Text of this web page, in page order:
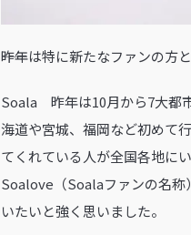
――昨年は特に新たなファンの
Soala 昨年は10月から7大都
海道や宮城、福岡など初めて
てくれている人が全国各地に
Soalove（Soalaファンの名称
いたいと強く思いました。